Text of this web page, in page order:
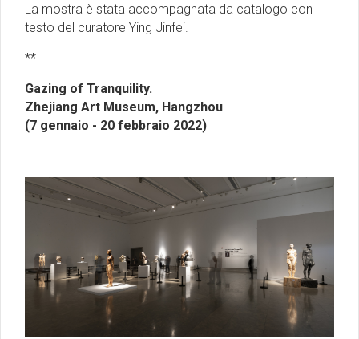
La mostra è stata accompagnata da catalogo con
testo del curatore Ying Jinfei.
**
Gazing of Tranquility.
Zhejiang Art Museum, Hangzhou
(7 gennaio - 20 febbraio 2022)